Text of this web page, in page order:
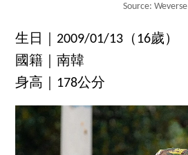
Source: Weverse
生日｜2009/01/13（16歲）
國籍｜南韓
身高｜178公分